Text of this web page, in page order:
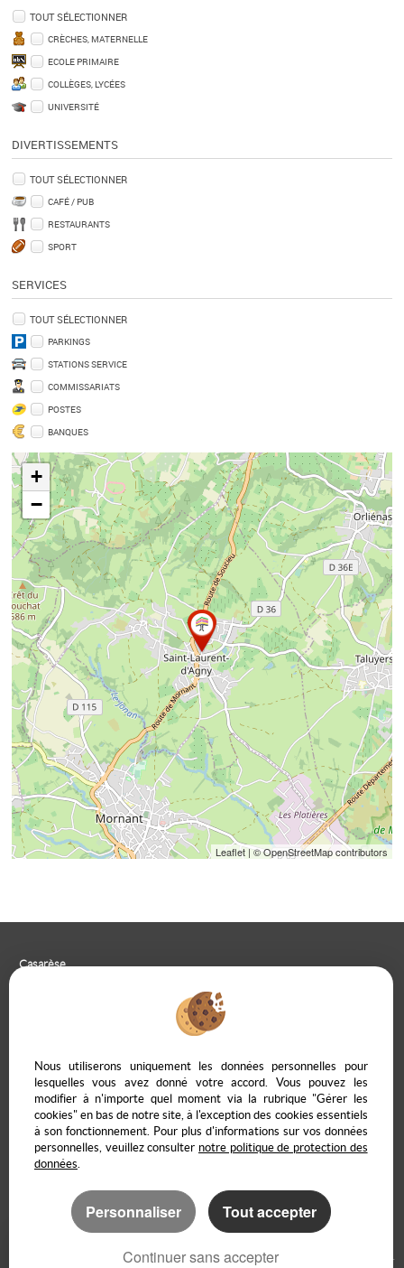
TOUT SÉLECTIONNER
CRÈCHES, MATERNELLE
ECOLE PRIMAIRE
COLLÈGES, LYCÉES
UNIVERSITÉ
DIVERTISSEMENTS
TOUT SÉLECTIONNER
CAFÉ / PUB
RESTAURANTS
SPORT
SERVICES
TOUT SÉLECTIONNER
PARKINGS
STATIONS SERVICE
COMMISSARIATS
POSTES
BANQUES
+
−
Leaflet| © OpenStreetMap contributors
Casarèse
09 85 65 95 83
Mentions Légales Politique de protection des données
Gérer les cookies
Notre barème d'honoraires
Accès propriétaire en ligne
Référencement immobilier
Nous utiliserons uniquement les données personnelles pour
lesquelles vous avez donné votre accord. Vous pouvez les
modifier à n'importe quel moment via la rubrique "Gérer les
cookies" en bas de notre site, à l'exception des cookies essentiels
à son fonctionnement. Pour plus d'informations sur vos données
personnelles, veuillez consulter notre politique de protection des
données.
Personnaliser Tout accepter
Continuer sans accepter